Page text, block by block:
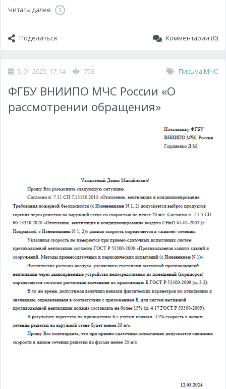
Читать далее
Поделиться Комментарии (0)
5-01-2025, 17:14 758 Письма МЧС
ФГБУ ВНИИПО МЧС России «О
рассмотрении обращения»